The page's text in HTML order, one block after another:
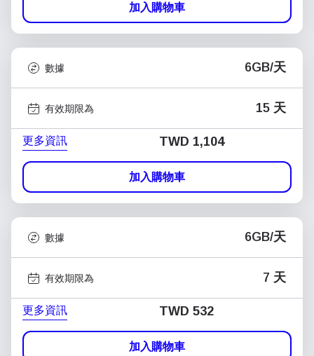
加入購物車
數據 6GB/天
有效期限為 15 天
更多資訊 TWD 1,104
加入購物車
數據 6GB/天
有效期限為 7 天
更多資訊 TWD 532
加入購物車